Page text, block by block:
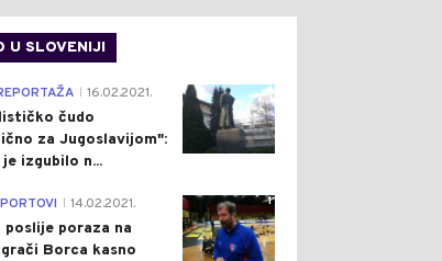
U SLOVENIJI
4
16.02.2021.
čudo
za Jugoslavijom":
izgubilo n...
1
14.02.2021.
poraza na
Borca kasno